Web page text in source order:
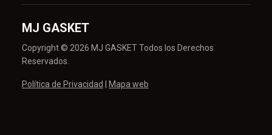
MJ GASKET
Copyright © 2026 MJ GASKET Todos los Derechos
Reservados.
Política de Privacidad Mapa web